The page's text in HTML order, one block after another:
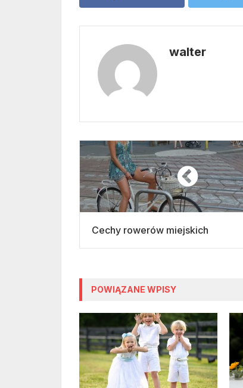
walter
Cechy rowerów miejskich
POWIĄZANE WPISY